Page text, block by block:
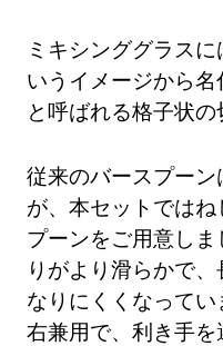
ミキシンググラス
いうイメージから
と呼ばれる格子状の
従来のバースプー
が、本セットでは
プーンをご用意し
りがより滑らかで
なりにくくなって
右兼用で、利き手を